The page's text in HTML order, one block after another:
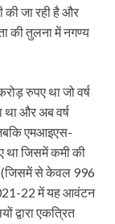
की जा रही है और
की तुलना में नगण्य
रुपए था जो वर्ष
और अब वर्ष
एमआइएस-
जिसमें कमी की
(जिसमें से केवल 996
22 में यह आवंटन
द्वारा एकत्रित